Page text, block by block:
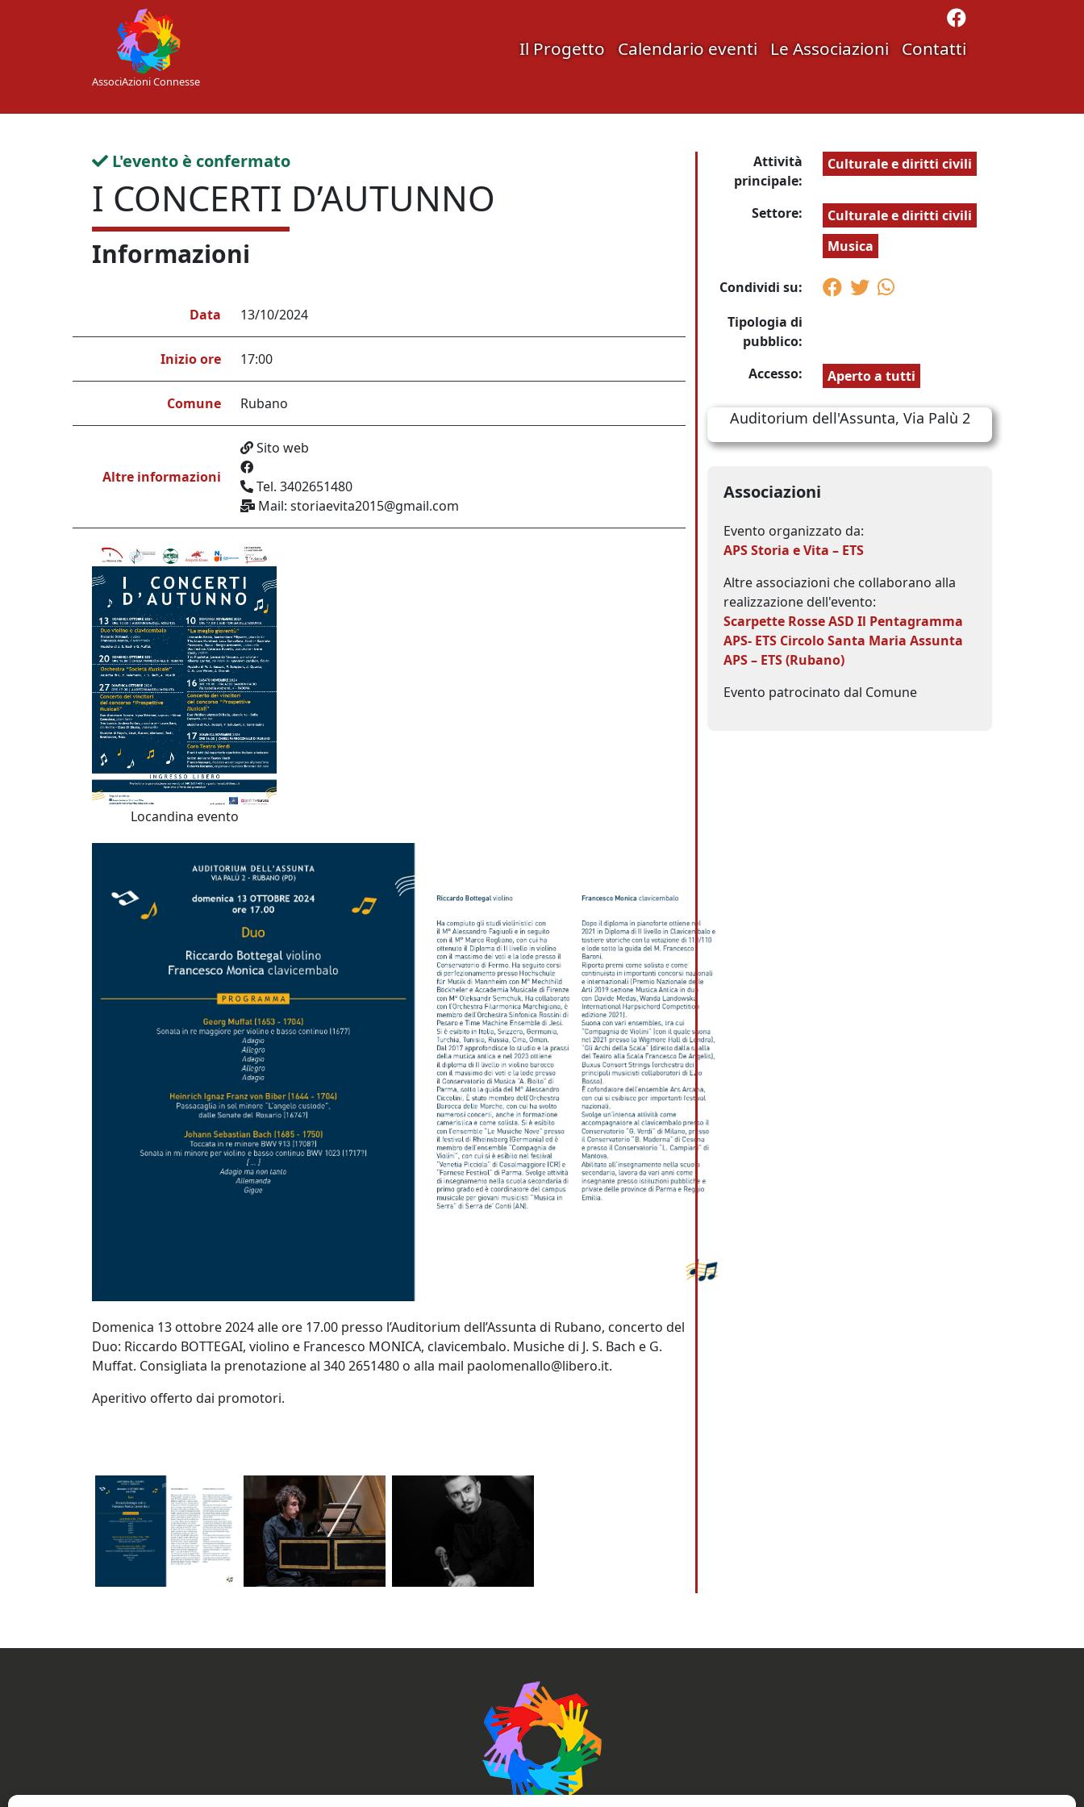
AssociAzioni Connesse
Il Progetto Calendario eventi Le Associazioni Contatti
L'evento è confermato
I CONCERTI D’AUTUNNO
Informazioni
Data 13/10/2024
Inizio ore 17:00
Comune Rubano
Altre informazioni
Sito web
Tel. 3402651480
Mail: storiaevita2015@gmail.com
Locandina evento
Domenica 13 ottobre 2024 alle ore 17.00 presso l’Auditorium dell’Assunta di Rubano, concerto del
Duo: Riccardo BOTTEGAI, violino e Francesco MONICA, clavicembalo. Musiche di J. S. Bach e G.
Muffat. Consigliata la prenotazione al 340 2651480 o alla mail paolomenallo@libero.it.
Aperitivo offerto dai promotori.
Attività
principale:
Culturale e diritti civili
Settore:
Culturale e diritti civili
Musica
Condividi su:
Tipologia di
pubblico:
Accesso:
Aperto a tutti
Auditorium dell'Assunta, Via Palù 2
Associazioni
Evento organizzato da:
APS Storia e Vita – ETS
Altre associazioni che collaborano alla
realizzazione dell'evento:
Scarpette Rosse ASD Il Pentagramma
APS- ETS Circolo Santa Maria Assunta
APS – ETS (Rubano)
Evento patrocinato dal Comune